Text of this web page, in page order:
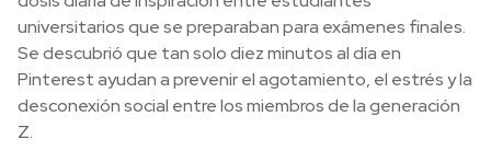
universitarios que se preparaban para exámenes finales.
Se descubrió que tan solo diez minutos al día en
Pinterest ayudan a prevenir el agotamiento, el estrés y la
desconexión social entre los miembros de la generación
Z.